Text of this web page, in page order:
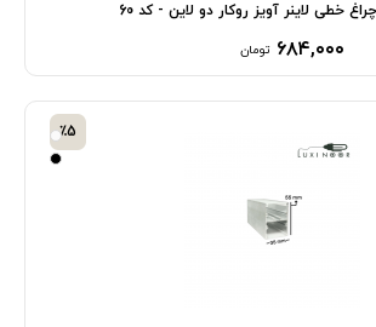
خطی لاینر آویز روکار دو لاین - کد 60
۶۸۴,۰۰۰ تومان
٪5